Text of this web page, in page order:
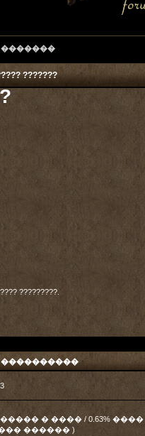
�������
???????
?????????.
� ���� / 0.63% ����
������ )